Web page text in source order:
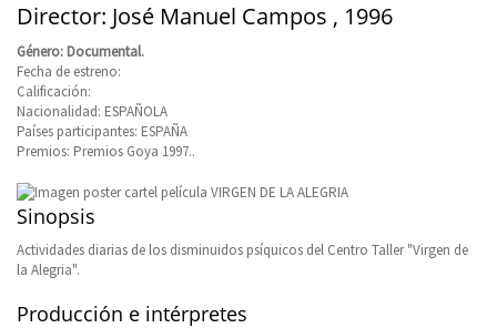
Director: José Manuel Campos , 1996
Género: Documental.
Fecha de estreno:
Calificación:
Nacionalidad: ESPAÑOLA
Países participantes: ESPAÑA
Premios: Premios Goya 1997..
Sinopsis
Actividades diarias de los disminuidos psíquicos del Centro Taller "Virgen de
la Alegria".
Producción e intérpretes